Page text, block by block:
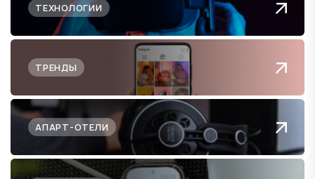
ТЕХНОЛОГИИ
ТРЕНДЫ
АПАРТ-ОТЕЛИ